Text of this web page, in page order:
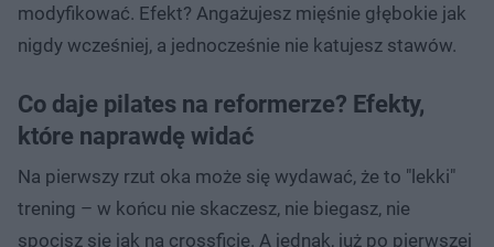
modyfikować. Efekt? Angażujesz mięśnie głębokie jak
nigdy wcześniej, a jednocześnie nie katujesz stawów.
Co daje pilates na reformerze? Efekty,
które naprawdę widać
Na pierwszy rzut oka może się wydawać, że to "lekki"
trening – w końcu nie skaczesz, nie biegasz, nie
spocisz się jak na crossficie. A jednak, już po pierwszej